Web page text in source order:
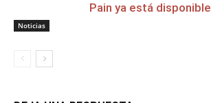
Noticias
Pain ya está disponible